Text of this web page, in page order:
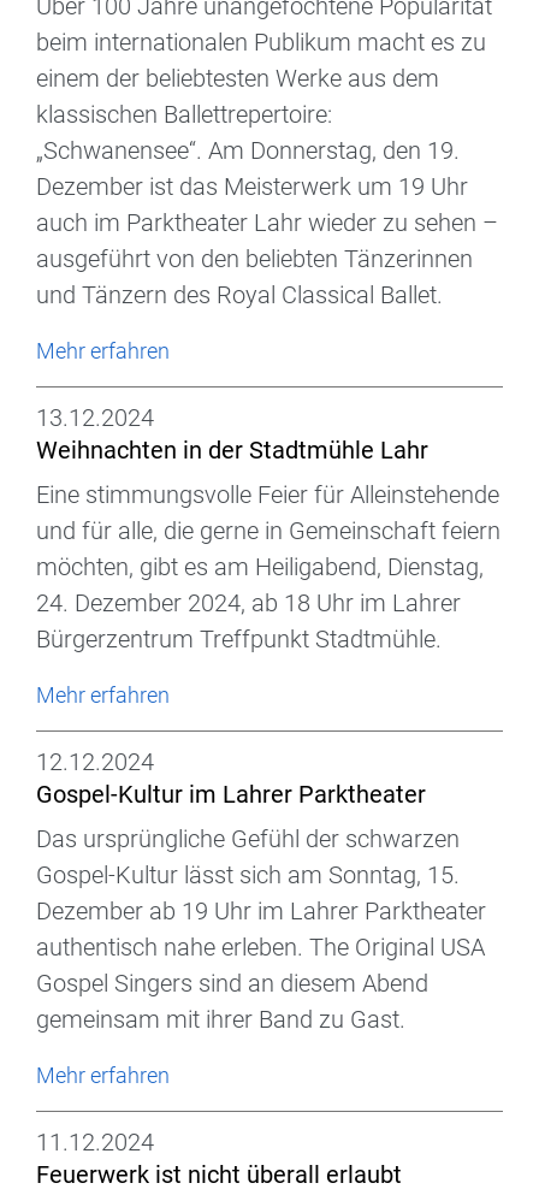
Über 100 Jahre unangefochtene Popularität
beim internationalen Publikum macht es zu
einem der beliebtesten Werke aus dem
klassischen Ballettrepertoire:
„Schwanensee“. Am Donnerstag, den 19.
Dezember ist das Meisterwerk um 19 Uhr
auch im Parktheater Lahr wieder zu sehen –
ausgeführt von den beliebten Tänzerinnen
und Tänzern des Royal Classical Ballet.
Mehr erfahren
13.12.2024
Weihnachten in der Stadtmühle Lahr
Eine stimmungsvolle Feier für Alleinstehende
und für alle, die gerne in Gemeinschaft feiern
möchten, gibt es am Heiligabend, Dienstag,
24. Dezember 2024, ab 18 Uhr im Lahrer
Bürgerzentrum Treffpunkt Stadtmühle.
Mehr erfahren
12.12.2024
Gospel-Kultur im Lahrer Parktheater
Das ursprüngliche Gefühl der schwarzen
Gospel-Kultur lässt sich am Sonntag, 15.
Dezember ab 19 Uhr im Lahrer Parktheater
authentisch nahe erleben. The Original USA
Gospel Singers sind an diesem Abend
gemeinsam mit ihrer Band zu Gast.
Mehr erfahren
11.12.2024
Feuerwerk ist nicht überall erlaubt